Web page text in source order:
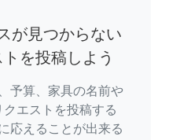
が見つからない
を投稿しよう
予算、家具の名前や
エストを投稿する
応えることが出来る